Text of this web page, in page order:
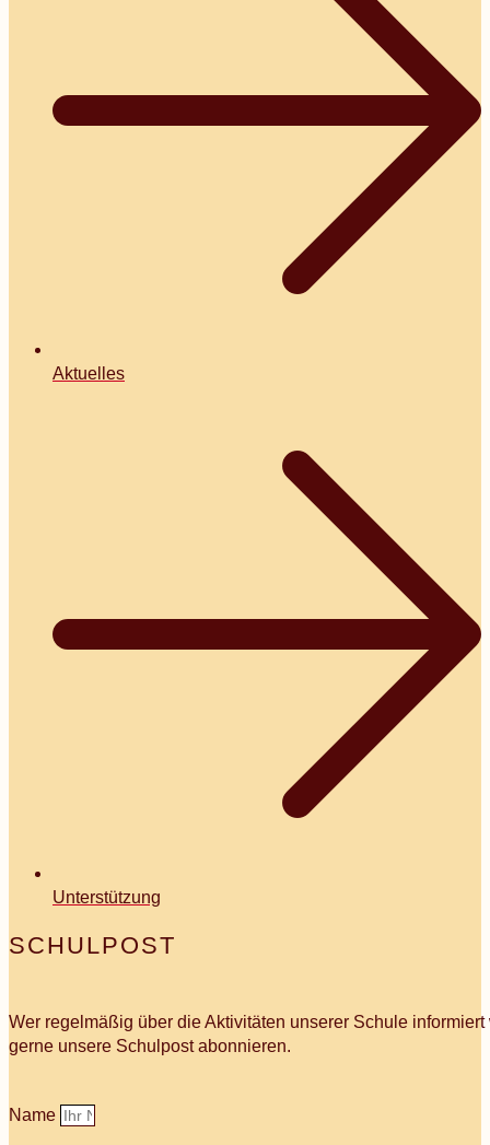
Aktuelles
Unterstützung
SCHULPOST
Wer regelmäßig über die Aktivitäten unserer Schule
gerne unsere Schulpost abonnieren.
Name